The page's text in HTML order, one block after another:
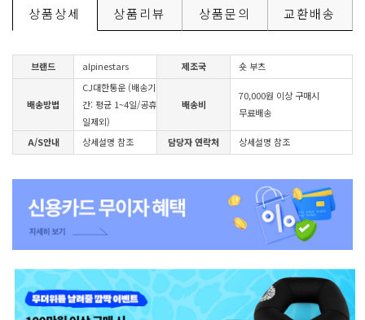
상품상세 상품리뷰 상품문의 교환배송
브랜드 alpinestars 제조국 숏 부츠
배송방법
CJ대한통운 (배송기
간: 평균 1~4일/공휴
일제외)
배송비
70,000원 이상 구매시
무료배송
A/S안내 상세설명 참조 담당자 연락처 상세설명 참조